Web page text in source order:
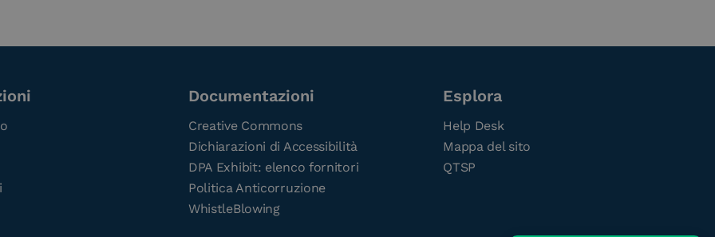
Documentazioni
Creative Commons
Dichiarazioni di Accessibilità
DPA Exhibit: elenco fornitori
Politica Anticorruzione
WhistleBlowing
Esplora
Help Desk
Mappa del sito
QTSP